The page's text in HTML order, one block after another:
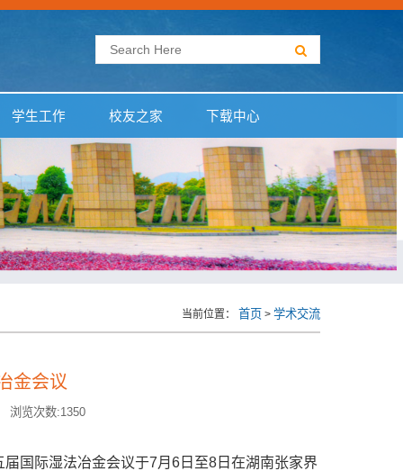
学生工作 校友之家 下载中心
当前位置： 首页 > 学术交流
金会议
览次数:1350
国际湿法冶金会议于7月6日至8日在湖南张家界